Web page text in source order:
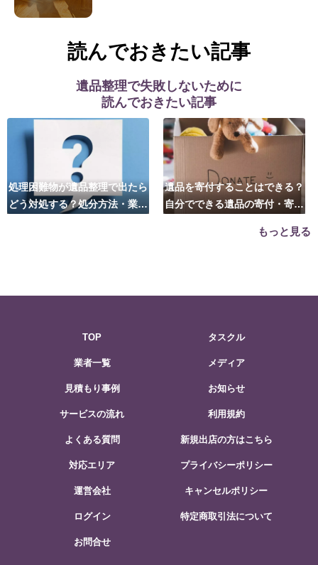
読んでおきたい記事
遺品整理で失敗しないために
読んでおきたい記事
処理困難物が遺品整理で出たら
どう対処する？処分方法・業者
遺品を寄付することはできる？
自分でできる遺品の寄付・寄贈
もっと見る
TOP
業者一覧
見積もり事例
サービスの流れ
よくある質問
対応エリア
運営会社
ログイン
お問合せ
タスクル
メディア
お知らせ
利用規約
新規出店の方はこちら
プライバシーポリシー
キャンセルポリシー
特定商取引法について